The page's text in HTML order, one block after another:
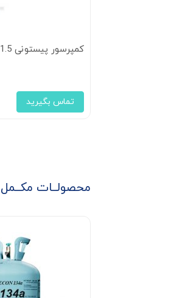
کمپرسور پیستونی 1.5 اسب بخار سه فاز بیتزر مدل 2GES-2Y
تماس بگیرید
محصولــات مکــمل